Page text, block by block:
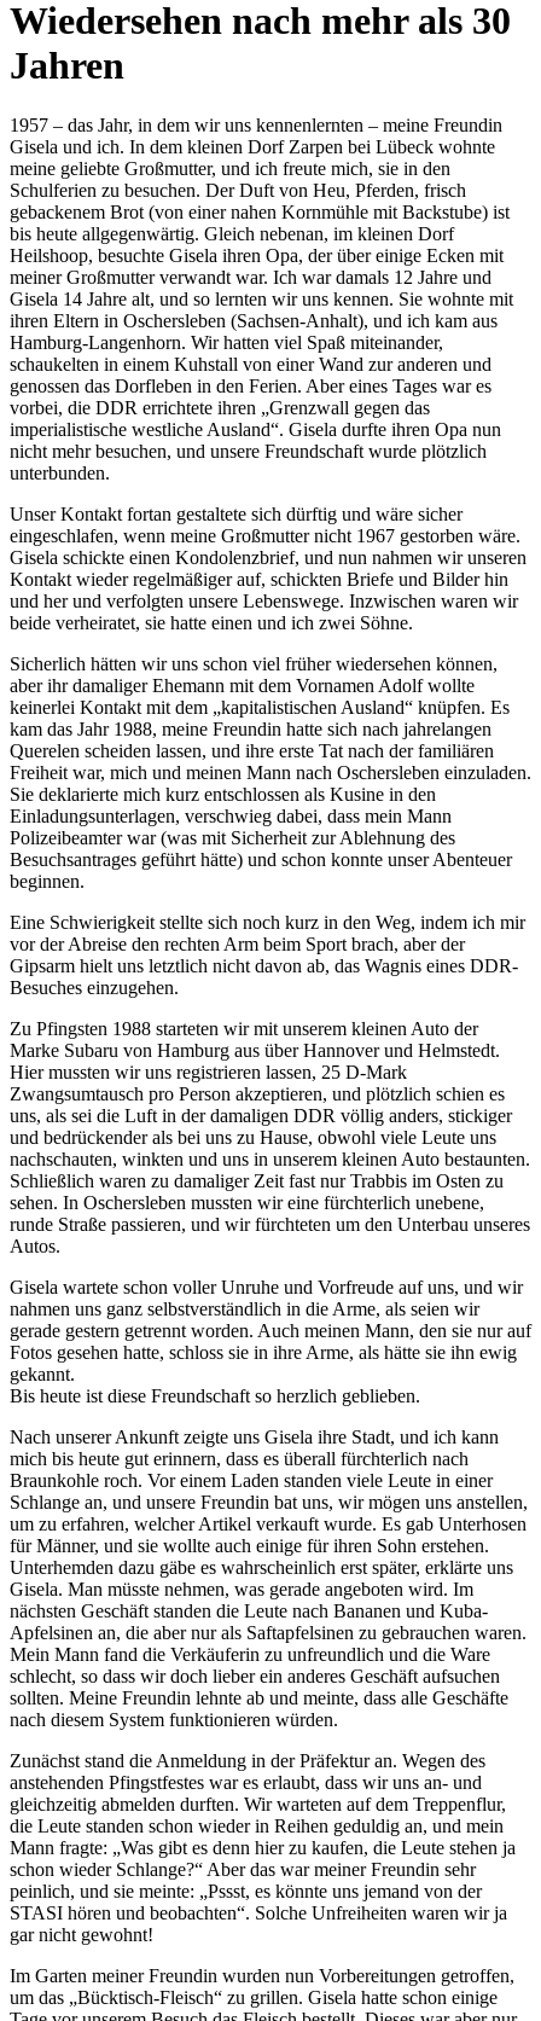
Wiedersehen nach mehr als 30
Jahren
1957 – das Jahr, in dem wir uns kennenlernten – meine Freundin
Gisela und ich. In dem kleinen Dorf Zarpen bei Lübeck wohnte
meine geliebte Großmutter, und ich freute mich, sie in den
Schulferien zu besuchen. Der Duft von Heu, Pferden, frisch
gebackenem Brot (von einer nahen Kornmühle mit Backstube) ist
bis heute allgegenwärtig. Gleich nebenan, im kleinen Dorf
Heilshoop, besuchte Gisela ihren Opa, der über einige Ecken mit
meiner Großmutter verwandt war. Ich war damals 12 Jahre und
Gisela 14 Jahre alt, und so lernten wir uns kennen. Sie wohnte mit
ihren Eltern in Oschersleben (Sachsen-Anhalt), und ich kam aus
Hamburg-Langenhorn. Wir hatten viel Spaß miteinander,
schaukelten in einem Kuhstall von einer Wand zur anderen und
genossen das Dorfleben in den Ferien. Aber eines Tages war es
vorbei, die DDR errichtete ihren
Grenzwall gegen das
imperialistische westliche Ausland . Gisela durfte ihren Opa nun
nicht mehr besuchen, und unsere Freundschaft wurde plötzlich
unterbunden.
Unser Kontakt fortan gestaltete sich dürftig und wäre sicher
eingeschlafen, wenn meine Großmutter nicht 1967 gestorben wäre.
Gisela schickte einen Kondolenzbrief, und nun nahmen wir unseren
Kontakt wieder regelmäßiger auf, schickten Briefe und Bilder hin
und her und verfolgten unsere Lebenswege. Inzwischen waren wir
beide verheiratet, sie hatte einen und ich zwei Söhne.
Sicherlich hätten wir uns schon viel früher wiedersehen können,
aber ihr damaliger Ehemann mit dem Vornamen Adolf wollte
keinerlei Kontakt mit dem
kapitalistischen Ausland
knüpfen. Es
kam das Jahr 1988, meine Freundin hatte sich nach jahrelangen
Querelen scheiden lassen, und ihre erste Tat nach der familiären
Freiheit war, mich und meinen Mann nach Oschersleben einzuladen.
Sie deklarierte mich kurz entschlossen als Kusine in den
Einladungsunterlagen, verschwieg dabei, dass mein Mann
Polizeibeamter war (was mit Sicherheit zur Ablehnung des
Besuchsantrages geführt hätte) und schon konnte unser Abenteuer
beginnen.
Eine Schwierigkeit stellte sich noch kurz in den Weg, indem ich mir
vor der Abreise den rechten Arm beim Sport brach, aber der
Gipsarm hielt uns letztlich nicht davon ab, das Wagnis eines DDR-
Besuches einzugehen.
Zu Pfingsten 1988 starteten wir mit unserem kleinen Auto der
Marke Subaru von Hamburg aus über Hannover und Helmstedt.
Hier mussten wir uns registrieren lassen, 25 D-Mark
Zwangsumtausch pro Person akzeptieren, und plötzlich schien es
uns, als sei die Luft in der damaligen DDR völlig anders, stickiger
und bedrückender als bei uns zu Hause, obwohl viele Leute uns
nachschauten, winkten und uns in unserem kleinen Auto bestaunten.
Schließlich waren zu damaliger Zeit fast nur Trabbis im Osten zu
sehen. In Oschersleben mussten wir eine fürchterlich unebene,
runde Straße passieren, und wir fürchteten um den Unterbau unseres
Autos.
Gisela wartete schon voller Unruhe und Vorfreude auf uns, und wir
nahmen uns ganz selbstverständlich in die Arme, als seien wir
gerade gestern getrennt worden. Auch meinen Mann, den sie nur auf
Fotos gesehen hatte, schloss sie in ihre Arme, als hätte sie ihn ewig
gekannt.
Bis heute ist diese Freundschaft so herzlich geblieben.
Nach unserer Ankunft zeigte uns Gisela ihre Stadt, und ich kann
mich bis heute gut erinnern, dass es überall fürchterlich nach
Braunkohle roch. Vor einem Laden standen viele Leute in einer
Schlange an, und unsere Freundin bat uns, wir mögen uns anstellen,
um zu erfahren, welcher Artikel verkauft wurde. Es gab Unterhosen
für Männer, und sie wollte auch einige für ihren Sohn erstehen.
Unterhemden dazu gäbe es wahrscheinlich erst später, erklärte uns
Gisela. Man müsste nehmen, was gerade angeboten wird. Im
nächsten Geschäft standen die Leute nach Bananen und Kuba-
Apfelsinen an, die aber nur als Saftapfelsinen zu gebrauchen waren.
Mein Mann fand die Verkäuferin zu unfreundlich und die Ware
schlecht, so dass wir doch lieber ein anderes Geschäft aufsuchen
sollten. Meine Freundin lehnte ab und meinte, dass alle Geschäfte
nach diesem System funktionieren würden.
Zunächst stand die Anmeldung in der Präfektur an. Wegen des
anstehenden Pfingstfestes war es erlaubt, dass wir uns an- und
gleichzeitig abmelden durften. Wir warteten auf dem Treppenflur,
die Leute standen schon wieder in Reihen geduldig an, und mein
Mann fragte:
Was gibt es denn hier zu kaufen, die Leute stehen ja
schon wieder Schlange?
Aber das war meiner Freundin sehr
peinlich, und sie meinte:
Pssst, es könnte uns jemand von der
STASI hören und beobachten . Solche Unfreiheiten waren wir ja
gar nicht gewohnt!
Im Garten meiner Freundin wurden nun Vorbereitungen getroffen,
um das
Bücktisch-Fleisch
zu grillen. Gisela hatte schon einige